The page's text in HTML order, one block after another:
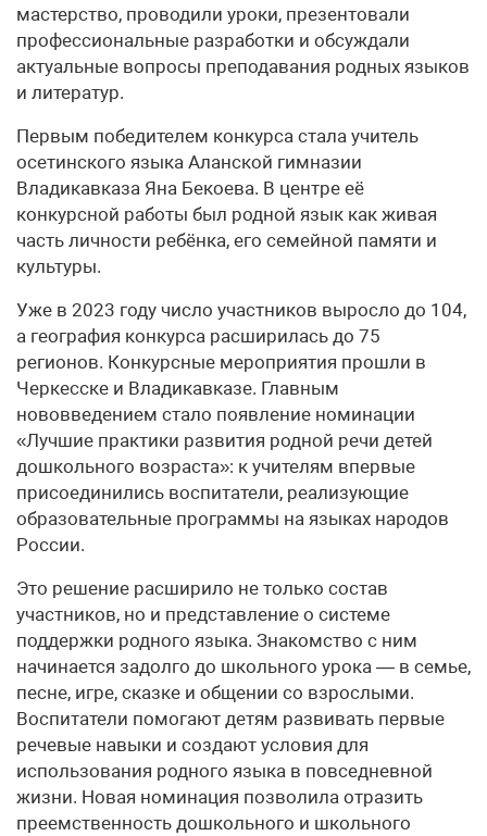
мастерство, проводили уроки, презентовали
профессиональные разработки и обсуждали
актуальные вопросы преподавания родных языков
и литератур.
Первым победителем конкурса стала учитель
осетинского языка Аланской гимназии
Владикавказа Яна Бекоева. В центре её
конкурсной работы был родной язык как живая
часть личности ребёнка, его семейной памяти и
культуры.
Уже в 2023 году число участников выросло до 104,
а география конкурса расширилась до 75
регионов. Конкурсные мероприятия прошли в
Черкесске и Владикавказе. Главным
нововведением стало появление номинации
«Лучшие практики развития родной речи детей
дошкольного возраста»: к учителям впервые
присоединились воспитатели, реализующие
образовательные программы на языках народов
России.
Это решение расширило не только состав
участников, но и представление о системе
поддержки родного языка. Знакомство с ним
начинается задолго до школьного урока — в семье,
песне, игре, сказке и общении со взрослыми.
Воспитатели помогают детям развивать первые
речевые навыки и создают условия для
использования родного языка в повседневной
жизни. Новая номинация позволила отразить
преемственность дошкольного и школьного